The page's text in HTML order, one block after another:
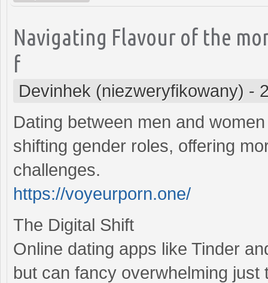
Navigating Flavour of the
f
Devinhek (niezweryfikowany) -
Dating between men and
shifting gender roles, offering
challenges.
https://voyeurporn.one/
The Digital Shift
Online dating apps like Tinder
but can fancy overwhelming